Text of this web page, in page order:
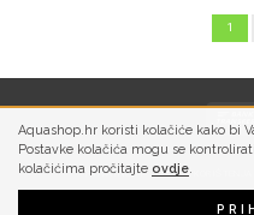
Aquashop.hr koristi kolačiće kako bi
Postavke kolačića mogu se
kolačićima pročitajte ovdje
1
PRIVATNOST UVJETI KORIŠTENJA